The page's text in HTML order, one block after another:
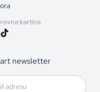
kartica
newsletter